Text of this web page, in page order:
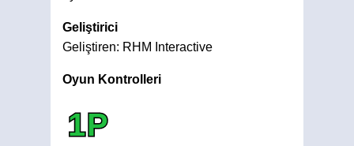
Geliştirici
Geliştiren: RHM Interactive
Oyun Kontrolleri
1P